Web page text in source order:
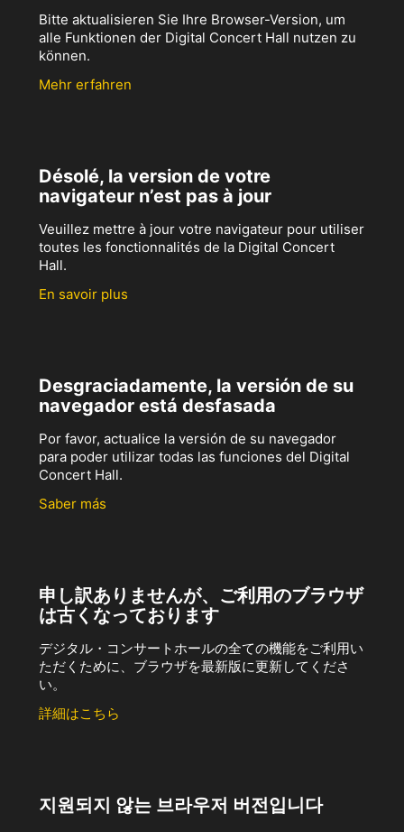
Bitte aktualisieren Sie Ihre Browser-Version, um
alle Funktionen der Digital Concert Hall nutzen zu
können.
Mehr erfahren
Désolé, la version de votre
navigateur n’est pas à jour
Veuillez mettre à jour votre navigateur pour utiliser
toutes les fonctionnalités de la Digital Concert
Hall.
En savoir plus
Desgraciadamente, la versión de su
navegador está desfasada
Por favor, actualice la versión de su navegador
para poder utilizar todas las funciones del Digital
Concert Hall.
Saber más
申し訳ありませんが、ご利用のブラウザ
は古くなっております
デジタル・コンサートホールの全ての機能をご利用い
ただくために、ブラウザを最新版に更新してくださ
い。
詳細はこちら
지원되지 않는 브라우저 버전입니다